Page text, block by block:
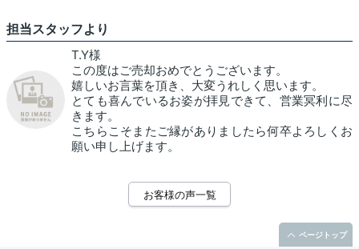
担当スタッフより
T.Y様
この度はご売却おめでとうございます。
嬉しいお言葉を頂き、大変うれしく思います。
とても喜んでいるお姿が拝見できて、営業冥利に尽
きます。
こちらこそまたご縁がありましたら何卒よろしくお
願い申し上げます。
お客様の声一覧
ページトップ